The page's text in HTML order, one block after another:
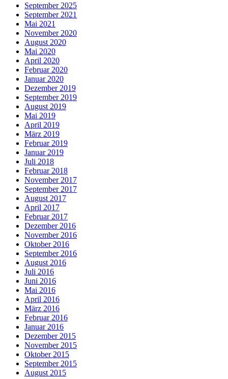
September 2025
September 2021
Mai 2021
November 2020
August 2020
Mai 2020
April 2020
Februar 2020
Januar 2020
Dezember 2019
September 2019
August 2019
Mai 2019
April 2019
März 2019
Februar 2019
Januar 2019
Juli 2018
Februar 2018
November 2017
September 2017
August 2017
April 2017
Februar 2017
Dezember 2016
November 2016
Oktober 2016
September 2016
August 2016
Juli 2016
Juni 2016
Mai 2016
April 2016
März 2016
Februar 2016
Januar 2016
Dezember 2015
November 2015
Oktober 2015
September 2015
August 2015